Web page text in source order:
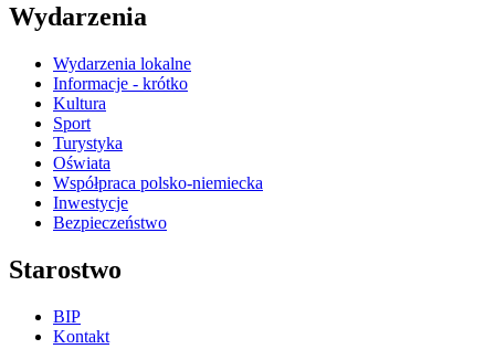
Wydarzenia
Wydarzenia lokalne
Informacje - krótko
Kultura
Sport
Turystyka
Oświata
Współpraca polsko-niemiecka
Inwestycje
Bezpieczeństwo
Starostwo
BIP
Kontakt